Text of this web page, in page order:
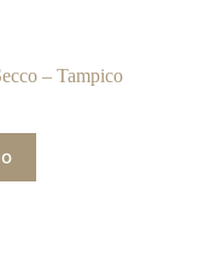
– Tampico